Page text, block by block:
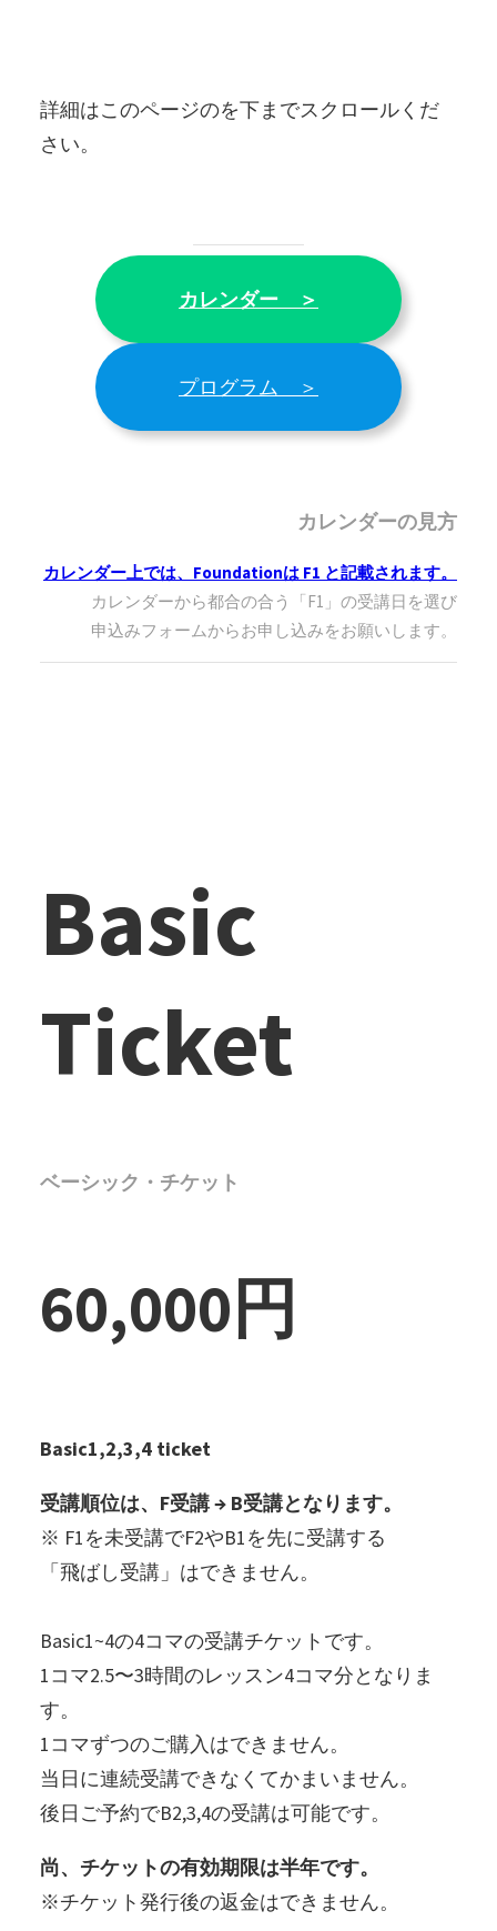
詳細はこのページのを下までスクロールくだ
さい。
カレンダー ＞
プログラム ＞
カレンダーの見方
カレンダー上では、Foundationは F1 と記載されます。
カレンダーから都合の合う「F1」の受講日を選び
申込みフォームからお申し込みをお願いします。
Basic
Ticket
ベーシック・チケット
60,000円
Basic1,2,3,4 ticket
受講順位は、F受講 → B受講となります。
※ F1を未受講でF2やB1を先に受講する
「飛ばし受講」はできません。
Basic1~4の4コマの受講チケットです。
1コマ2.5〜3時間のレッスン4コマ分となりま
す。
1コマずつのご購入はできません。
当日に連続受講できなくてかまいません。
後日ご予約でB2,3,4の受講は可能です。
尚、チケットの有効期限は半年です。
※チケット発行後の返金はできません。